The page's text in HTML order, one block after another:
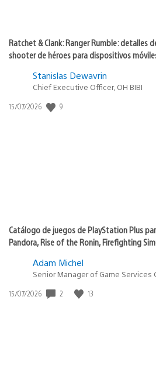
Ratchet & Clank: Ranger Rumble: detalles
shooter de héroes para dispositivos
Stanislas Dewavrin
Chief Executive Officer, OH BIBI
Fecha
15/07/2026 9
Catálogo de juegos de PlayStation Plus
Pandora, Rise of the Ronin, Firefighting
Adam Michel
Senior Manager of Game Services
Fecha
15/07/2026 2 13